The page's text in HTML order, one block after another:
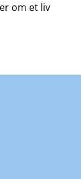
om et liv